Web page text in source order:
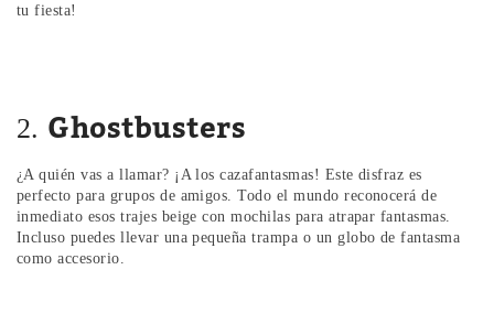
tu fiesta!
2. Ghostbusters
¿A quién vas a llamar? ¡A los cazafantasmas! Este disfraz es
perfecto para grupos de amigos. Todo el mundo reconocerá de
inmediato esos trajes beige con mochilas para atrapar fantasmas.
Incluso puedes llevar una pequeña trampa o un globo de fantasma
como accesorio.